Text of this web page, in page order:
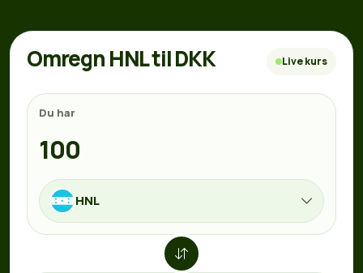
Omregn HNL til DKK Live kurs
Du har
HNL